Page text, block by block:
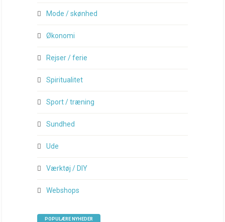
Mode / skønhed
Økonomi
Rejser / ferie
Spiritualitet
Sport / træning
Sundhed
Ude
Værktøj / DIY
Webshops
POPULÆRE NYHEDER